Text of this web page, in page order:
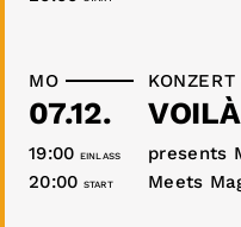
MO
07.12.
EINLASS
19:00
START
20:00
KONZERT
VOILÀ
presents
Meets